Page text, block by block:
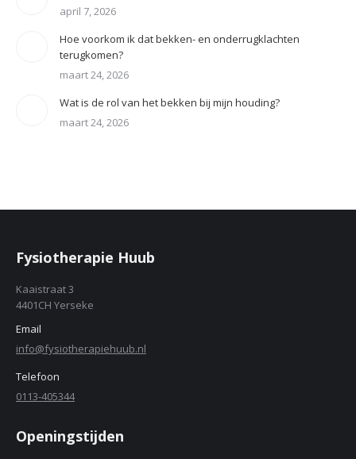
april 7, 2026
Hoe voorkom ik dat bekken- en onderrugklachten
terugkomen?
maart 24, 2026
Wat is de rol van het bekken bij mijn houding?
maart 24, 2026
Fysiotherapie Huub
Kaaistraat 3
4401CH Yerseke
Email
info@fysiotherapiehuub.nl
Telefoon
0113-405344
Openingstijden